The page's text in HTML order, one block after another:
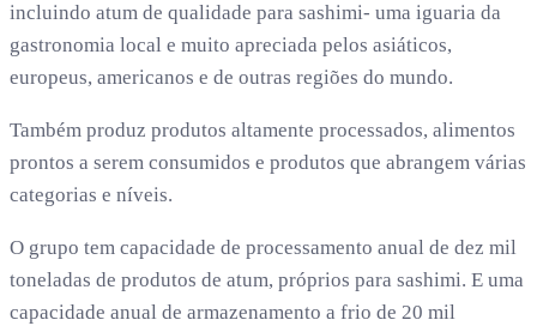
incluindo atum de qualidade para sashimi- uma iguaria da
gastronomia local e muito apreciada pelos asiáticos,
europeus, americanos e de outras regiões do mundo.
Também produz produtos altamente processados, alimentos
prontos a serem consumidos e produtos que abrangem várias
categorias e níveis.
O grupo tem capacidade de processamento anual de dez mil
toneladas de produtos de atum, próprios para sashimi. E uma
capacidade anual de armazenamento a frio de 20 mil